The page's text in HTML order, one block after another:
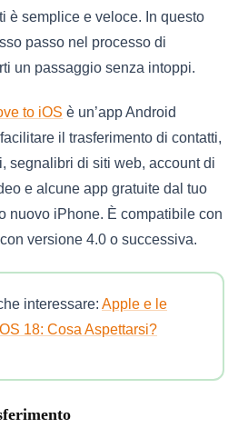
è semplice e veloce. In questo
passo nel processo di
un passaggio senza intoppi.
to iOS è un’app Android
il trasferimento di contatti,
segnalibri di siti web, account di
e alcune app gratuite dal tuo
nuovo iPhone. È compatibile con
versione 4.0 o successiva.
interessare: Apple e le
18: Cosa Aspettarsi?